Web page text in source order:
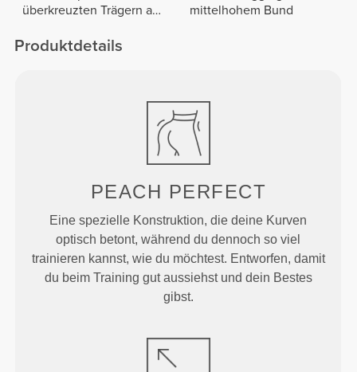
überkreuzten Trägern am
mittelhohem Bund
Produktdetails
PEACH PERFECT
Eine spezielle Konstruktion, die deine Kurven
optisch betont, während du dennoch so viel
trainieren kannst, wie du möchtest. Entworfen, damit
du beim Training gut aussiehst und dein Bestes
gibst.